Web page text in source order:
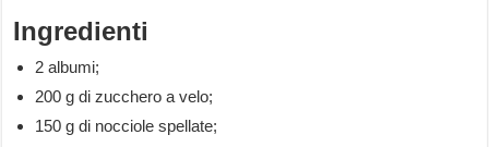
Ingredienti
2 albumi;
200 g di zucchero a velo;
150 g di nocciole spellate;